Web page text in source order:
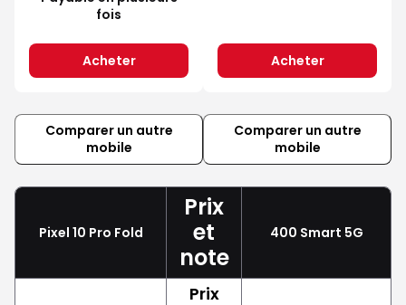
fois
Acheter Acheter
Comparer un autre
mobile
Comparer un autre
mobile
Pixel 10 Pro Fold
Prix
et
note
400 Smart 5G
Prix